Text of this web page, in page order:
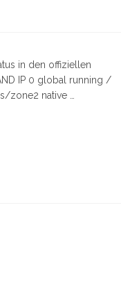
in den offiziellen
IP 0 global running /
zone2 native …